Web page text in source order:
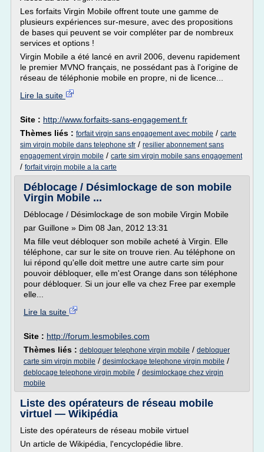
Les forfaits Virgin Mobile offrent toute une gamme de
plusieurs expériences sur-mesure, avec des propositions
de bases qui peuvent se voir compléter par de nombreux
services et options !
Virgin Mobile a été lancé en avril 2006, devenu rapidement
le premier MVNO français, ne possédant pas à l'origine de
réseau de téléphonie mobile en propre, ni de licence...
Lire la suite
Site : http://www.forfaits-sans-engagement.fr
Thèmes liés : forfait virgin sans engagement avec mobile / carte
sim virgin mobile dans telephone sfr / resilier abonnement sans
engagement virgin mobile / carte sim virgin mobile sans engagement
/ forfait virgin mobile a la carte
Déblocage / Désimlockage de son mobile
Virgin Mobile ...
Déblocage / Désimlockage de son mobile Virgin Mobile
par Guillone » Dim 08 Jan, 2012 13:31
Ma fille veut débloquer son mobile acheté à Virgin. Elle
téléphone, car sur le site on trouve rien. Au téléphone on
lui répond qu'elle doit mettre une autre carte sim pour
pouvoir débloquer, elle m'est Orange dans son téléphone
pour débloquer. Si un jour elle va chez Free par exemple
elle...
Lire la suite
Site : http://forum.lesmobiles.com
Thèmes liés : debloquer telephone virgin mobile / debloquer
carte sim virgin mobile / desimlockage telephone virgin mobile /
deblocage telephone virgin mobile / desimlockage chez virgin
mobile
Liste des opérateurs de réseau mobile
virtuel — Wikipédia
Liste des opérateurs de réseau mobile virtuel
Un article de Wikipédia, l'encyclopédie libre.